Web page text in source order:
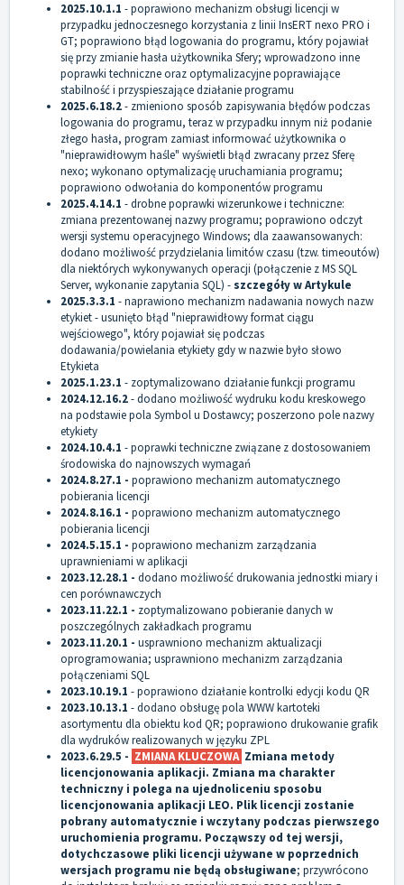
2025.10.1.1 - poprawiono mechanizm obsługi licencji w
przypadku jednoczesnego korzystania z linii InsERT nexo PRO i
GT; poprawiono błąd logowania do programu, który pojawiał
się przy zmianie hasła użytkownika Sfery; wprowadzono inne
poprawki techniczne oraz optymalizacyjne poprawiające
stabilność i przyspieszające działanie programu
2025.6.18.2- zmieniono sposób zapisywania błędów podczas
logowania do programu, teraz w przypadku innym niż podanie
złego hasła, program zamiast informować użytkownika o
"nieprawidłowym haśle" wyświetli błąd zwracany przez Sferę
nexo; wykonano optymalizację uruchamiania programu;
poprawiono odwołania do komponentów programu
2025.4.14.1 - drobne poprawki wizerunkowe i techniczne:
zmiana prezentowanej nazwy programu; poprawiono odczyt
wersji systemu operacyjnego Windows; dla zaawansowanych:
dodano możliwość przydzielania limitów czasu (tzw. timeoutów)
dla niektórych wykonywanych operacji (połączenie z MS SQL
Server, wykonanie zapytania SQL) - szczegóły w Artykule
2025.3.3.1 - naprawiono mechanizm nadawania nowych nazw
etykiet - usunięto błąd "nieprawidłowy format ciągu
wejściowego", który pojawiał się podczas
dodawania/powielania etykiety gdy w nazwie było słowo
Etykieta
2025.1.23.1 - zoptymalizowano działanie funkcji programu
2024.12.16.2- dodano możliwość wydruku kodu kreskowego
na podstawie pola Symbol u Dostawcy; poszerzono pole nazwy
etykiety
2024.10.4.1 - poprawki techniczne związane z dostosowaniem
środowiska do najnowszych wymagań
2024.8.27.1 - poprawiono mechanizm automatycznego
pobierania licencji
2024.8.16.1 - poprawiono mechanizm automatycznego
pobierania licencji
2024.5.15.1 - poprawiono mechanizm zarządzania
uprawnieniami w aplikacji
2023.12.28.1 - dodano możliwość drukowania jednostki miary i
cen porównawczych
2023.11.22.1 - zoptymalizowano pobieranie danych w
poszczególnych zakładkach programu
2023.11.20.1 - usprawniono mechanizm aktualizacji
oprogramowania; usprawniono mechanizm zarządzania
połączeniami SQL
2023.10.19.1 - poprawiono działanie kontrolki edycji kodu QR
2023.10.13.1 - dodano obsługę pola WWW kartoteki
asortymentu dla obiektu kod QR; poprawiono drukowanie grafik
dla wydruków realizowanych w języku ZPL
2023.6.29.5 - ZMIANA KLUCZOWA Zmiana metody
licencjonowania aplikacji. Zmiana ma charakter
techniczny i polega na ujednoliceniu sposobu
licencjonowania aplikacji LEO. Plik licencji zostanie
pobrany automatycznie i wczytany podczas pierwszego
uruchomienia programu. Począwszy od tej wersji,
dotychczasowe pliki licencji używane w poprzednich
wersjach programu nie będą obsługiwane; przywrócono